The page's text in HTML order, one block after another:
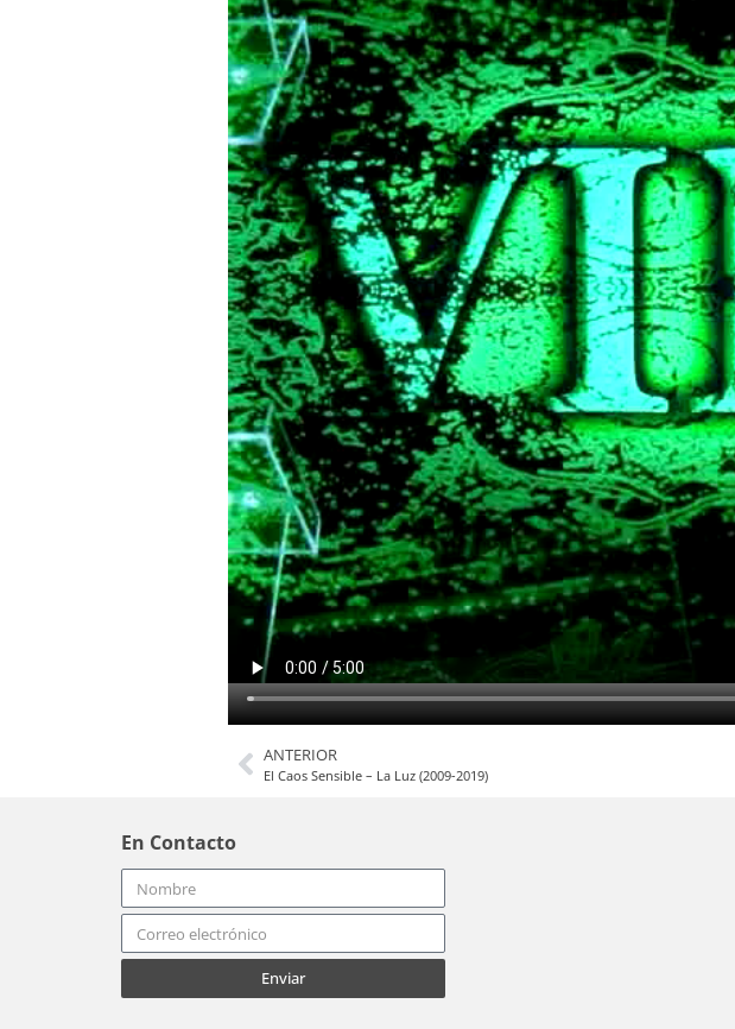
ANTERIOR
El Caos Sensible – La Luz (2009-2019)
En Contacto
Enviar